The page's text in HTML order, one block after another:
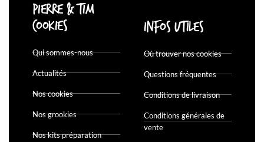
Pierre & Tim
Cookies
Qui sommes-nous
Actualités
Nos cookies
Nos grookies
Nos kits préparation
Infos utiles
Où trouver nos cookies
Questions fréquentes
Conditions de livraison
Conditions générales de
vente